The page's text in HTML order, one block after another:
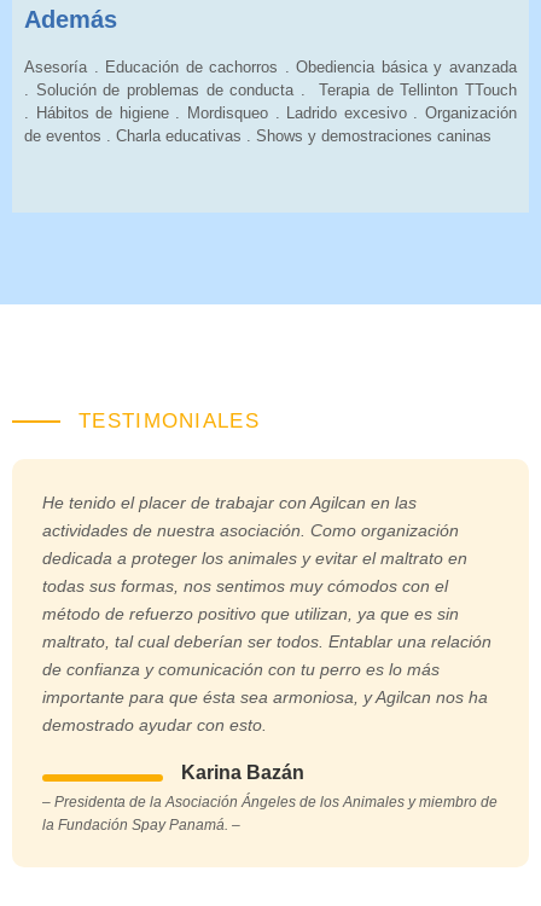
Además
Asesoría . Educación de cachorros . Obediencia básica y avanzada
. Solución de problemas de conducta . Terapia de Tellinton TTouch
. Hábitos de higiene . Mordisqueo . Ladrido excesivo . Organización
de eventos . Charla educativas . Shows y demostraciones caninas
TESTIMONIALES
He tenido el placer de trabajar con Agilcan en las
actividades de nuestra asociación. Como organización
dedicada a proteger los animales y evitar el maltrato en
todas sus formas, nos sentimos muy cómodos con el
método de refuerzo positivo que utilizan, ya que es sin
maltrato, tal cual deberían ser todos. Entablar una relación
de confianza y comunicación con tu perro es lo más
importante para que ésta sea armoniosa, y Agilcan nos ha
demostrado ayudar con esto.
Karina Bazán
– Presidenta de la Asociación Ángeles de los Animales y miembro de
la Fundación Spay Panamá. –